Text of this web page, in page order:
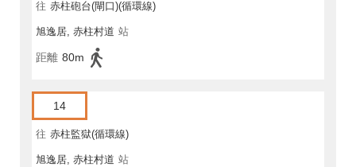
往 赤柱砲台(閘口)(循環線)
旭逸居, 赤柱村道 站
距離 80m
14
往 赤柱監獄(循環線)
旭逸居, 赤柱村道 站